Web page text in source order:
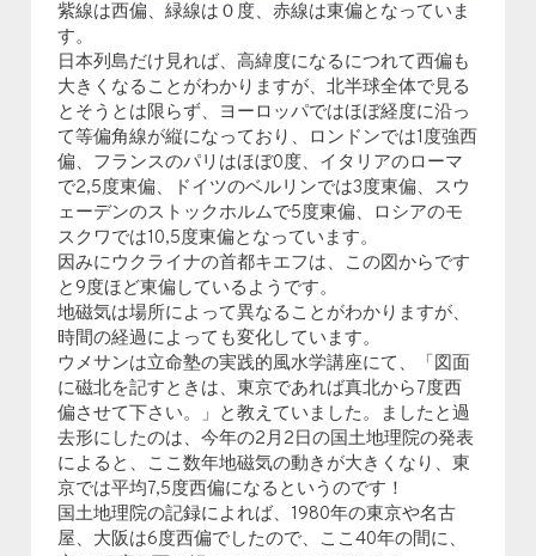
紫線は西偏、緑線は０度、赤線は東偏となっていま
す。
日本列島だけ見れば、高緯度になるにつれて西偏も
大きくなることがわかりますが、北半球全体で見る
とそうとは限らず、ヨーロッパではほぼ経度に沿っ
て等偏角線が縦になっており、ロンドンでは1度強西
偏、フランスのパリはほぼ0度、イタリアのローマ
で2,5度東偏、ドイツのベルリンでは3度東偏、スウ
ェーデンのストックホルムで5度東偏、ロシアのモ
スクワでは10,5度東偏となっています。
因みにウクライナの首都キエフは、この図からです
と9度ほど東偏しているようです。
地磁気は場所によって異なることがわかりますが、
時間の経過によっても変化しています。
ウメサンは立命塾の実践的風水学講座にて、「図面
に磁北を記すときは、東京であれば真北から7度西
偏させて下さい。」と教えていました。ましたと過
去形にしたのは、今年の2月2日の国土地理院の発表
によると、ここ数年地磁気の動きが大きくなり、東
京では平均7,5度西偏になるというのです！
国土地理院の記録によれば、1980年の東京や名古
屋、大阪は6度西偏でしたので、ここ40年の間に、